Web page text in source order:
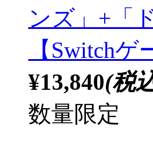
ンズ」+「
【Switch
¥13,840(税
数量限定